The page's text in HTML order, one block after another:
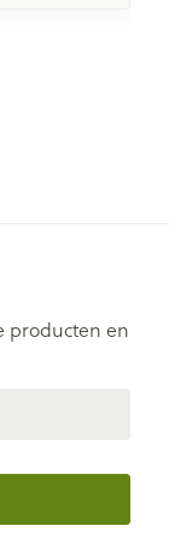
producten en